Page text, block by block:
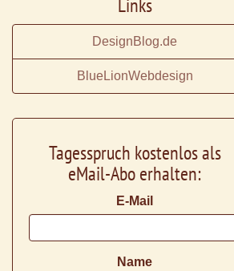
Links
DesignBlog.de
BlueLionWebdesign
Tagesspruch kostenlos als
eMail-Abo erhalten:
E-Mail
Name